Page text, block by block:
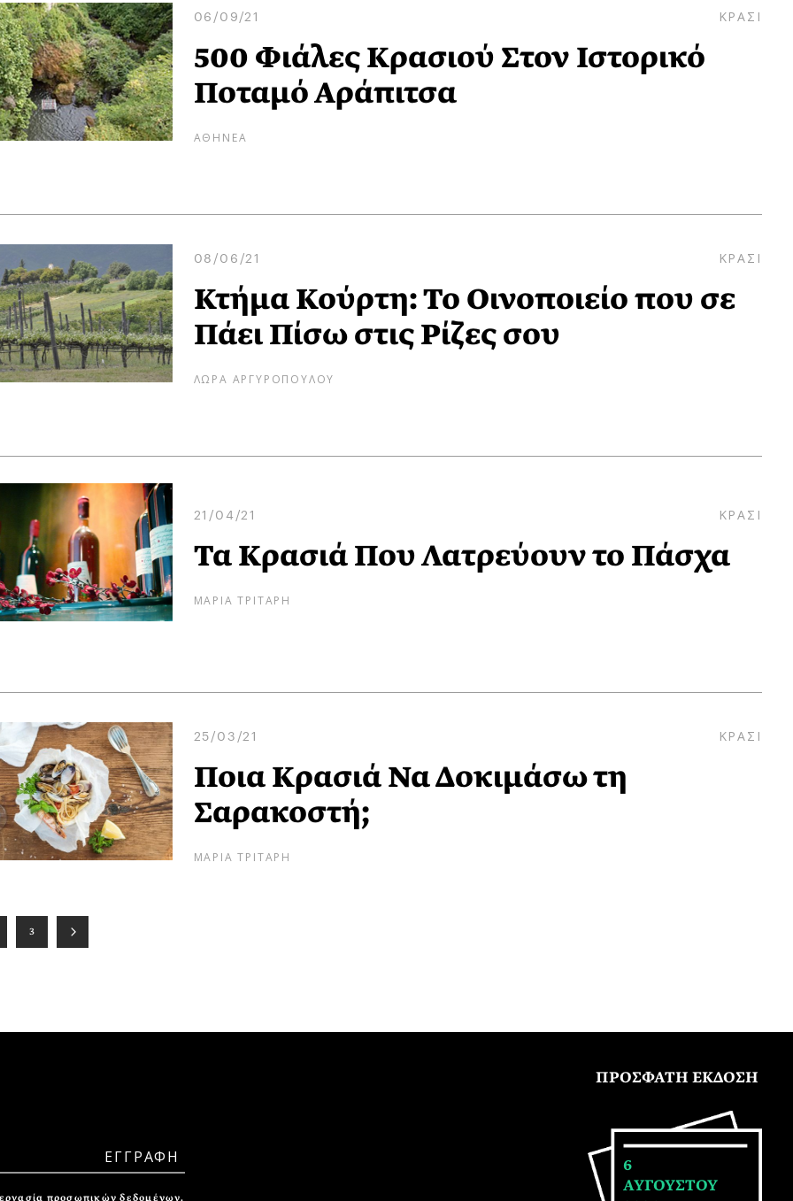
06/09/21 ΚΡΑΣΙ
500 Φιάλες Κρασιού Στον Ιστορικό
Ποταμό Αράπιτσα
ΑΘΗΝΕΑ
08/06/21 ΚΡΑΣΙ
Κτήμα Κούρτη: Το Oινοποιείο που σε
Πάει Πίσω στις Ρίζες σου
ΛΩΡΑ ΑΡΓΥΡΟΠΟΥΛΟΥ
21/04/21 ΚΡΑΣΙ
Τα Κρασιά Που Λατρεύουν το Πάσχα
ΜΑΡΙΑ ΤΡΙΤΑΡΗ
25/03/21 ΚΡΑΣΙ
Ποια Κρασιά Να Δοκιμάσω τη
Σαρακοστή;
ΜΑΡΙΑ ΤΡΙΤΑΡΗ
3
προσωπικών δεδομένων.
ΠΡΟΣΦΑΤΗ ΕΚΔΟΣΗ
6
ΑΥΓΟΥΣΤΟΥ